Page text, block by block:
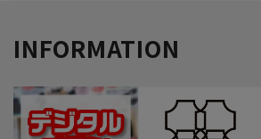
INFORMATION